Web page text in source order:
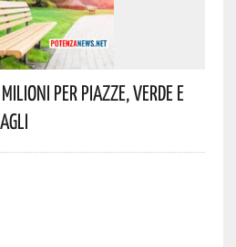
Per Piazze, Verde E